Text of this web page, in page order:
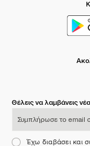
Θέλεις να λαμβάνεις
Έχω διαβάσει και